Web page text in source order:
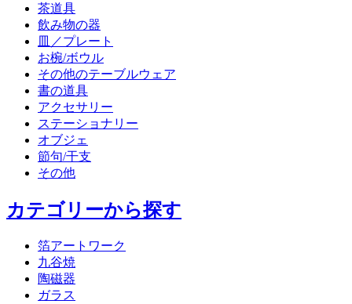
茶道具
飲み物の器
皿／プレート
お椀/ボウル
その他のテーブルウェア
書の道具
アクセサリー
ステーショナリー
オブジェ
節句/干支
その他
カテゴリーから探す
箔アートワーク
九谷焼
陶磁器
ガラス